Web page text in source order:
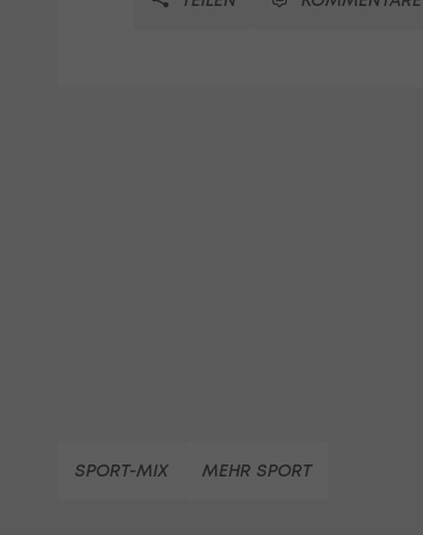
SPORT-MIX MEHR SPORT